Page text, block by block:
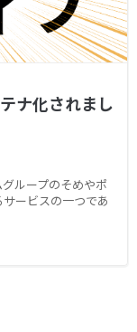
ナ化されまし
ループのそめやポ
ービスの一つであ